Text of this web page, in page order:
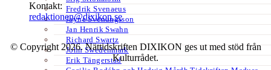
Fredrik Svenaeus
Jayne Svenungsson
Jan Henrik Swahn
Richard Swartz
John Swedenmark
Erik Tängerstad
Kontakt:
redaktionen@dixikon.se
© Copyright 2026. Nättidskriften DIXIKON ges ut med stöd från
Kulturrådet.